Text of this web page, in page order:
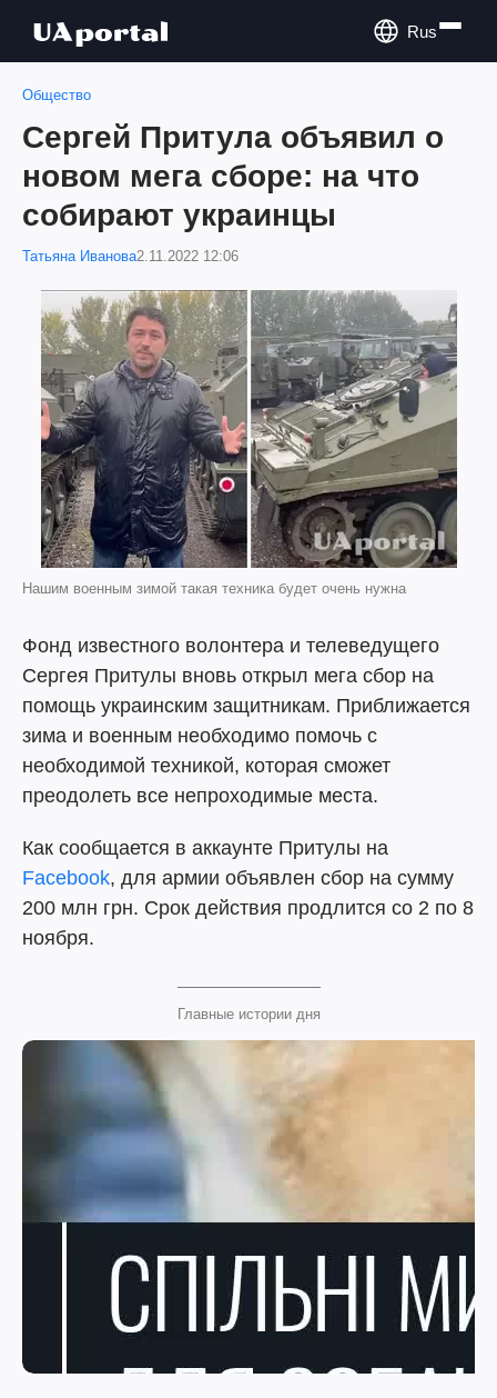
Rus
Общество
Сергей Притула объявил о
новом мега сборе: на что
собирают украинцы
Татьяна Иванова2.11.2022 12:06
Нашим военным зимой такая техника будет очень нужна
Фонд известного волонтера и телеведущего
Сергея Притулы вновь открыл мега сбор на
помощь украинским защитникам. Приближается
зима и военным необходимо помочь с
необходимой техникой, которая сможет
преодолеть все непроходимые места.
Как сообщается в аккаунте Притулы на
Facebook, для армии объявлен сбор на сумму
200 млн грн. Срок действия продлится со 2 по 8
ноября.
Главные истории дня